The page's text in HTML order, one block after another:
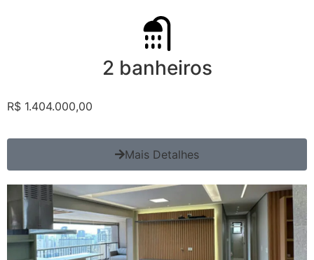
2 banheiros
R$ 1.404.000,00
Mais Detalhes